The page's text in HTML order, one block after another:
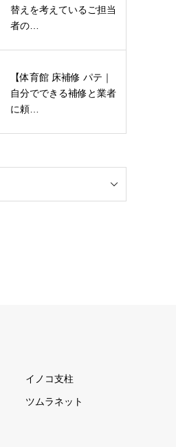
替えを考えているご担当
者の…
【体育館 床補修 パテ｜
自分でできる補修と業者
に頼…
イノコ支柱
ツムラネット